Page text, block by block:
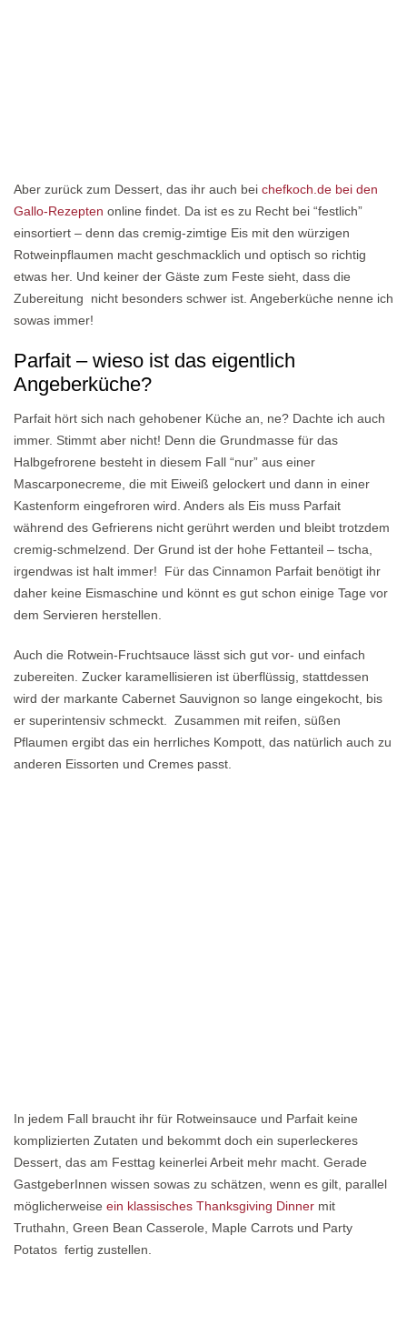
Aber zurück zum Dessert, das ihr auch bei chefkoch.de bei den
Gallo-Rezepten online findet. Da ist es zu Recht bei “festlich”
einsortiert – denn das cremig-zimtige Eis mit den würzigen
Rotweinpflaumen macht geschmacklich und optisch so richtig
etwas her. Und keiner der Gäste zum Feste sieht, dass die
Zubereitung nicht besonders schwer ist. Angeberküche nenne ich
sowas immer!
Parfait – wieso ist das eigentlich
Angeberküche?
Parfait hört sich nach gehobener Küche an, ne? Dachte ich auch
immer. Stimmt aber nicht! Denn die Grundmasse für das
Halbgefrorene besteht in diesem Fall “nur” aus einer
Mascarponecreme, die mit Eiweiß gelockert und dann in einer
Kastenform eingefroren wird. Anders als Eis muss Parfait
während des Gefrierens nicht gerührt werden und bleibt trotzdem
cremig-schmelzend. Der Grund ist der hohe Fettanteil – tscha,
irgendwas ist halt immer! Für das Cinnamon Parfait benötigt ihr
daher keine Eismaschine und könnt es gut schon einige Tage vor
dem Servieren herstellen.
Auch die Rotwein-Fruchtsauce lässt sich gut vor- und einfach
zubereiten. Zucker karamellisieren ist überflüssig, stattdessen
wird der markante Cabernet Sauvignon so lange eingekocht, bis
er superintensiv schmeckt. Zusammen mit reifen, süßen
Pflaumen ergibt das ein herrliches Kompott, das natürlich auch zu
anderen Eissorten und Cremes passt.
In jedem Fall braucht ihr für Rotweinsauce und Parfait keine
komplizierten Zutaten und bekommt doch ein superleckeres
Dessert, das am Festtag keinerlei Arbeit mehr macht. Gerade
GastgeberInnen wissen sowas zu schätzen, wenn es gilt, parallel
möglicherweise ein klassisches Thanksgiving Dinner mit
Truthahn, Green Bean Casserole, Maple Carrots und Party
Potatos fertig zustellen.